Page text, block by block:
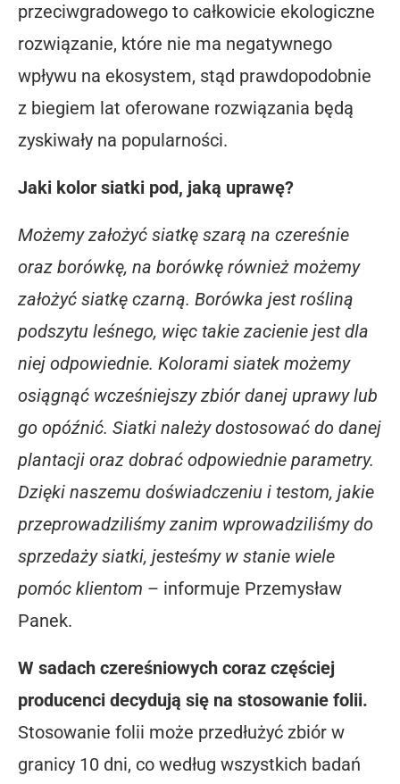
przeciwgradowego to całkowicie ekologiczne
rozwiązanie, które nie ma negatywnego
wpływu na ekosystem, stąd prawdopodobnie
z biegiem lat oferowane rozwiązania będą
zyskiwały na popularności.
Jaki kolor siatki pod, jaką uprawę?
Możemy założyć siatkę szarą na czereśnie
oraz borówkę, na borówkę również możemy
założyć siatkę czarną. Borówka jest rośliną
podszytu leśnego, więc takie zacienie jest dla
niej odpowiednie. Kolorami siatek możemy
osiągnąć wcześniejszy zbiór danej uprawy lub
go opóźnić. Siatki należy dostosować do danej
plantacji oraz dobrać odpowiednie parametry.
Dzięki naszemu doświadczeniu i testom, jakie
przeprowadziliśmy zanim wprowadziliśmy do
sprzedaży siatki, jesteśmy w stanie wiele
pomóc klientom – informuje Przemysław
Panek.
W sadach czereśniowych coraz częściej
producenci decydują się na stosowanie folii.
Stosowanie folii może przedłużyć zbiór w
granicy 10 dni, co według wszystkich badań